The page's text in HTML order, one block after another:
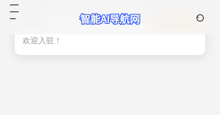
欢迎入驻！